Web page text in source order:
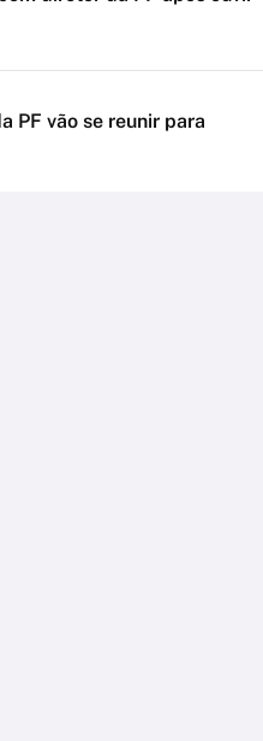
PF vão se reunir para